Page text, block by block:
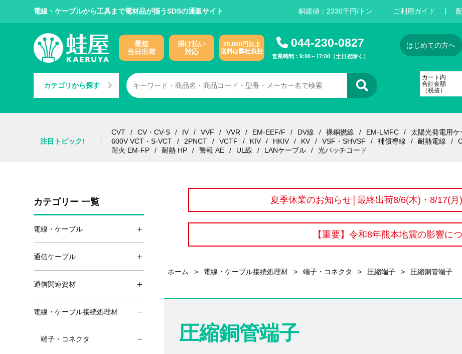
電線・ケーブルから工具まで電材品が揃うSDSの通販サイト 銅建値： 2330千円/トン ご利用ガイド
最短
当日出荷
掛け払い
対応
20,000円以上
送料は弊社負担
044-230-0827
営業時間：9:00～17:00（土日祝除く）
カテゴリから探す
はじめての方へ
カート内
合計金額
（税抜）
注目トピック!
CVT CV・CV-S IV VVF VVR EM-EEF/F DV線 裸銅撚線 EM-LMFC 太陽光発電用ケ
600V VCT・S-VCT
2PNCT VCTF KIV HKIV KV VSF・SHVSF 補償導線 耐熱電線
耐火 EM-FP
耐熱 HP 警報 AE UL線 LANケーブル 光パッチコード
夏季休業のお知らせ│最終出荷8/6(木)・8/17(
【重要】令和8年熊本地震の影響に
ホーム > 電線・ケーブル接続処理材 > 端子・コネクタ > 圧縮端子 > 圧縮銅管端子
圧縮銅管端子
カテゴリー 一覧
電線・ケーブル
通信ケーブル
通信関連資材
電線・ケーブル接続処理材
端子・コネクタ